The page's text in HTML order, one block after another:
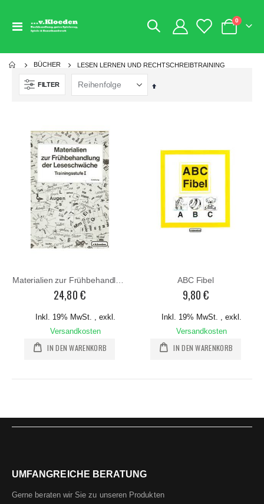
Navigation
Warenkorb
0 Artikel
BÜCHER LESEN LERNEN UND RECHTSCHREIBTRAINING
FILTER
Absteigend
24,80 €
Inkl. 19% MwSt.
exkl.
Versandkosten
IN DEN WARENKORB
ABC Fibel
9,80 €
Inkl. 19% MwSt.
exkl.
Versandkosten
IN DEN WARENKORB
UMFANGREICHE BERATUNG
Gerne beraten wir Sie zu unseren Produkten